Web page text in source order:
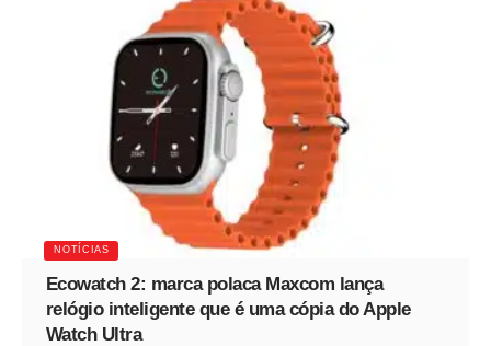
NOTÍCIAS
Ecowatch 2: marca polaca Maxcom lança
relógio inteligente que é uma cópia do Apple
Watch Ultra